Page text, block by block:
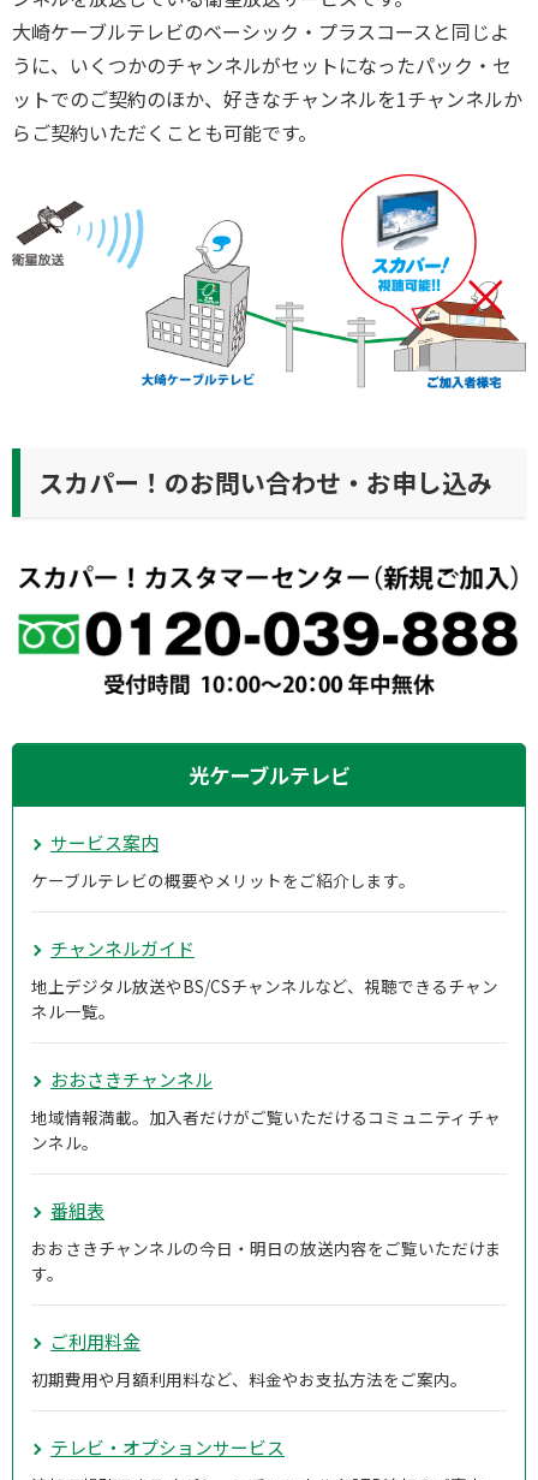
大崎ケーブルテレビのベーシック・プラスコースと同じよ
うに、いくつかのチャンネルがセットになったパック・セ
ットでのご契約のほか、好きなチャンネルを1チャンネルか
らご契約いただくことも可能です。
スカパー！のお問い合わせ・お申し込み
光ケーブルテレビ
サービス案内
ケーブルテレビの概要やメリットをご紹介します。
チャンネルガイド
地上デジタル放送やBS/CSチャンネルなど、視聴できるチャン
ネル一覧。
おおさきチャンネル
地域情報満載。加入者だけがご覧いただけるコミュニティチャ
ンネル。
番組表
おおさきチャンネルの今日・明日の放送内容をご覧いただけま
す。
ご利用料金
初期費用や月額利用料など、料金やお支払方法をご案内。
テレビ・オプションサービス